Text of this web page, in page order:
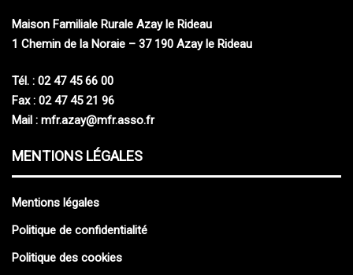
Maison Familiale Rurale Azay le Rideau
1 Chemin de la Noraie – 37 190 Azay le Rideau
Tél. : 02 47 45 66 00
Fax : 02 47 45 21 96
Mail : mfr.azay@mfr.asso.fr
MENTIONS LÉGALES
Mentions légales
Politique de confidentialité
Politique des cookies